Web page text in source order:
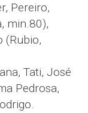
Pereiro,
min.80),
(Rubio,
Tati, José
Pedrosa,